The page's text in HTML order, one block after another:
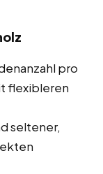
pro
flexibleren
seltener,